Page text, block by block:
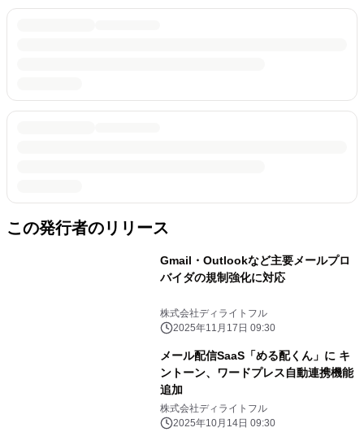
この発行者のリリース
Gmail・Outlookなど主要メールプロ
バイダの規制強化に対応
株式会社ディライトフル
2025年11月17日 09:30
メール配信SaaS「める配くん」に キ
ントーン、ワードプレス自動連携機能
追加
株式会社ディライトフル
2025年10月14日 09:30